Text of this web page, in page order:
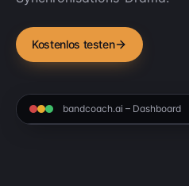
Kostenlos testen
bandcoach.ai – Dashboard